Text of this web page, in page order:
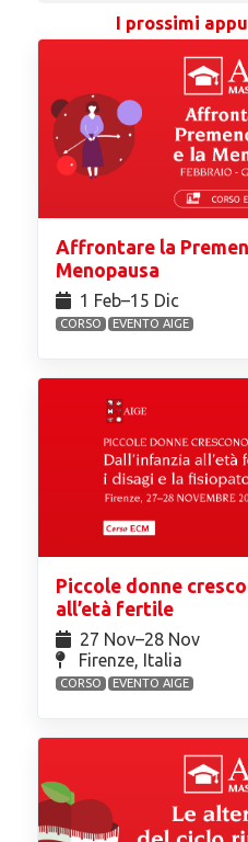
I prossimi
Affrontare la
Menopausa
1 Feb⁠–15 Dic
CORSO EVENTO AIGE
Piccole donne
all’età fertile
27 Nov⁠–28 Nov
Firenze, Italia
CORSO EVENTO AIGE